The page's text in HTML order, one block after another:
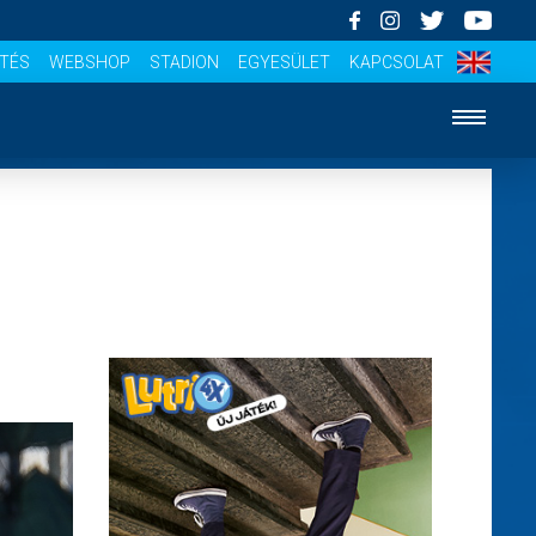
WEBSHOP STADION EGYESÜLET KAPCSOLAT